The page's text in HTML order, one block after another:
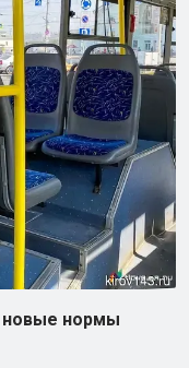
новые нормы